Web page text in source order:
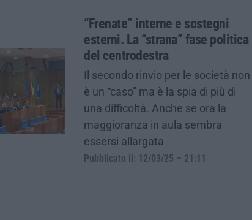
“Frenate” interne e sostegni
esterni. La “strana” fase politica
del centrodestra
Il secondo rinvio per le società non
è un “caso” ma è la spia di più di
una difficoltà. Anche se ora la
maggioranza in aula sembra
essersi allargata
Pubblicato il: 12/03/25 – 21:11